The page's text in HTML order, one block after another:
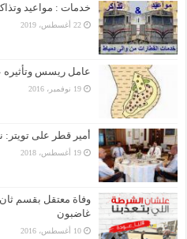
خدمات : مواعيد
22 أغسطس، 2019
عامل ريسس وتأثيره
19 نوفمبر، 2016
أمير قطر على تويتر:
19 أغسطس، 2018
وفاة معتقل بقسم
غاضبون
10 أغسطس، 2016